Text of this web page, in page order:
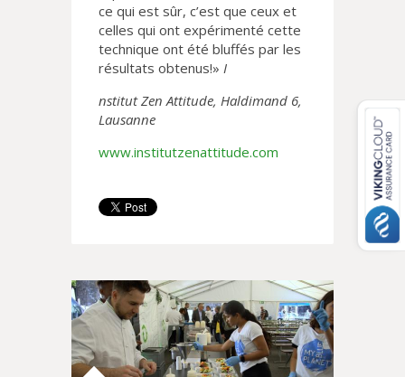
ce qui est sûr, c’est que ceux et
celles qui ont expérimenté cette
technique ont été bluffés par les
résultats obtenus!» I
nstitut Zen Attitude, Haldimand 6,
Lausanne
www.institutzenattitude.com